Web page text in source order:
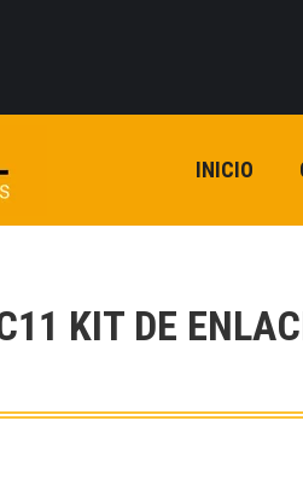
INICIO
KIT DE